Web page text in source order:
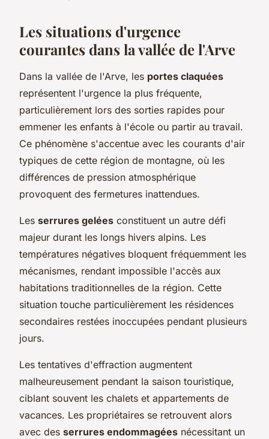
Les situations d'urgence
courantes dans la vallée de l'Arve
Dans la vallée de l'Arve, les portes claquées
représentent l'urgence la plus fréquente,
particulièrement lors des sorties rapides pour
emmener les enfants à l'école ou partir au travail.
Ce phénomène s'accentue avec les courants d'air
typiques de cette région de montagne, où les
différences de pression atmosphérique
provoquent des fermetures inattendues.
Les serrures gelées constituent un autre défi
majeur durant les longs hivers alpins. Les
températures négatives bloquent fréquemment les
mécanismes, rendant impossible l'accès aux
habitations traditionnelles de la région. Cette
situation touche particulièrement les résidences
secondaires restées inoccupées pendant plusieurs
jours.
Les tentatives d'effraction augmentent
malheureusement pendant la saison touristique,
ciblant souvent les chalets et appartements de
vacances. Les propriétaires se retrouvent alors
avec des serrures endommagées nécessitant un